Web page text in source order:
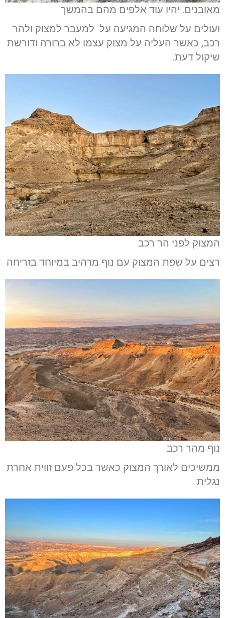
מאובנים. יהיו עוד אלפים מהם בהמשך
ועולים על שלוחה המגיעה על למעבר למצוק ולהר
רכב, כאשר העליה על מצוק עצמו לא ברורה ודורשת
שיקול דעת.
המצוק לפני הר רכב
רצים על שפת המצוק עם נוף מרהיב במיוחד בזריחה
נוף מהר רכב
ממשיכים לאורך המצוק כאשר בכל פעם זווית אחרת
נגלית